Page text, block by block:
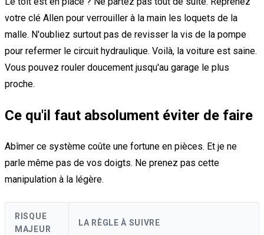
votre clé Allen pour verrouiller à la main les loquets de la
malle. N'oubliez surtout pas de revisser la vis de la pompe
pour refermer le circuit hydraulique. Voilà, la voiture est saine.
Vous pouvez rouler doucement jusqu'au garage le plus
proche.
Ce qu'il faut absolument éviter de faire
Abîmer ce système coûte une fortune en pièces. Et je ne
parle même pas de vos doigts. Ne prenez pas cette
manipulation à la légère.
RISQUE
MAJEUR
LA RÈGLE À SUIVRE